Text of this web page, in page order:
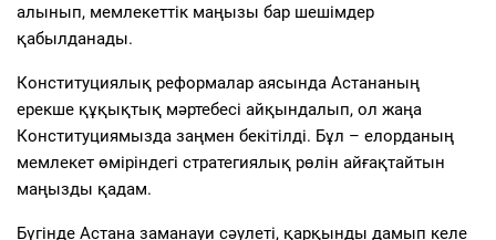
алынып, мемлекеттік маңызы бар шешімдер
қабылданады.
Конституциялық реформалар аясында Астананың
ерекше құқықтық мәртебесі айқындалып, ол жаңа
Конституциямызда заңмен бекітілді. Бұл – елорданың
мемлекет өміріндегі стратегиялық рөлін айғақтайтын
маңызды қадам.
Бүгінде Астана заманауи сәулеті, қарқынды дамып келе